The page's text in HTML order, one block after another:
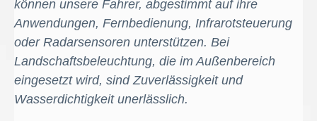
können unsere Fahrer, abgestimmt auf ihre
Anwendungen, Fernbedienung, Infrarotsteuerung
oder Radarsensoren unterstützen. Bei
Landschaftsbeleuchtung, die im Außenbereich
eingesetzt wird, sind Zuverlässigkeit und
Wasserdichtigkeit unerlässlich.